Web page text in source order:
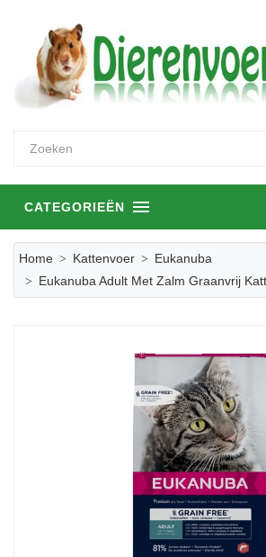
CATEGORIEËN
Home Kattenvoer
Eukanuba
Eukanuba Adult Met Zalm Graanvrij